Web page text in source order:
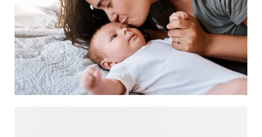
zusammengestellt. Schauen Sie vorbei und lassen Sie sich
inspirieren!